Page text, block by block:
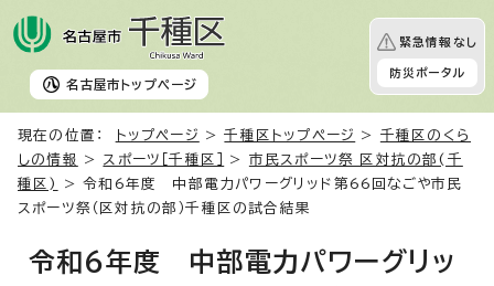
名古屋市 トップページ
緊急情報なし
防災ポータル
現在の位置： トップページ >千種区トップページ > 千種区のくら
しの情報
> スポーツ［千種区］ > 市民スポーツ祭 区対抗の部(千
種区)
> 令和6年度 中部電力パワーグリッド第66回なごや市民
スポーツ祭（区対抗の部）千種区の試合結果
令和6年度 中部電力パワーグリッ